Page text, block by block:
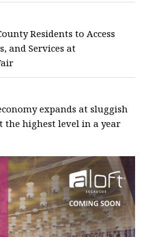
Residents to Access
and Services at
expands at sluggish
the highest level in a year